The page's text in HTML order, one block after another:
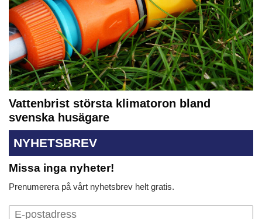
Vattenbrist största klimatoron bland
svenska husägare
NYHETSBREV
Missa inga nyheter!
Prenumerera på vårt nyhetsbrev helt gratis.